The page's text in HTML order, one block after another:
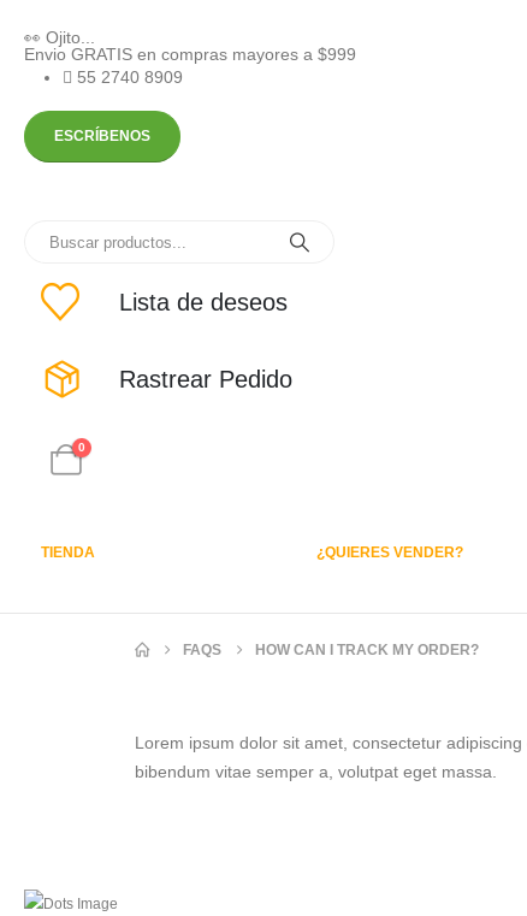
👀 Ojito...
Envio GRATIS en compras mayores a $999
55 2740 8909
ESCRÍBENOS
Lista de deseos
Rastrear Pedido
0
TIENDA ¿QUIERES VENDER?
FAQS HOW CAN I TRACK MY ORDER?
Lorem ipsum dolor sit amet, consectetur
bibendum vitae semper a, volutpat eget massa.